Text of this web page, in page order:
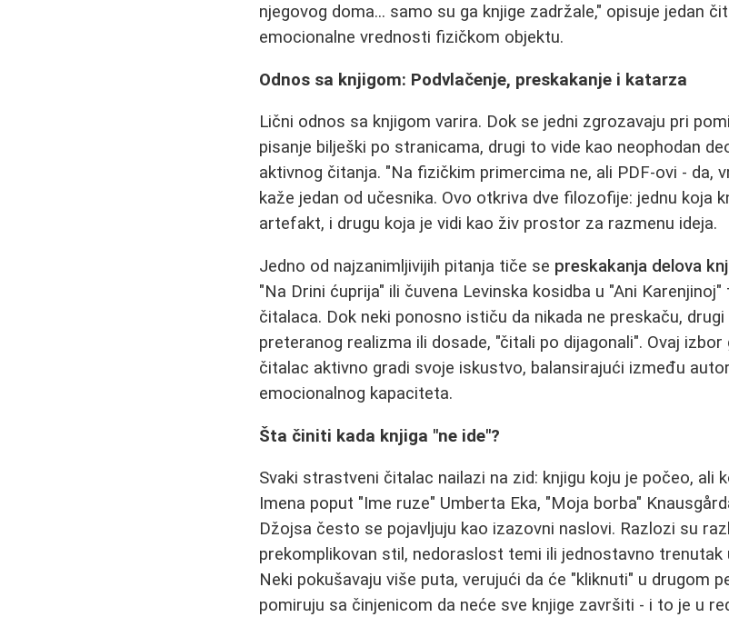
njegovog doma... samo su ga knjige zadržale," opisuje jedan
emocionalne vrednosti fizičkom objektu.
Odnos sa knjigom: Podvlačenje, preskakanje i katarza
Lični odnos sa knjigom varira. Dok se jedni zgrozavaju pri
pisanje bilješki po stranicama, drugi to vide kao neophodan
aktivnog čitanja. "Na fizičkim primercima ne, ali PDF-ovi - da,
kaže jedan od učesnika. Ovo otkriva dve filozofije: jednu koja
artefakt, i drugu koja je vidi kao živ prostor za razmenu ideja.
Jedno od najzanimljivijih pitanja tiče se preskakanja delova
"Na Drini ćuprija" ili čuvena Levinska kosidba u "Ani
čitalaca. Dok neki ponosno ističu da nikada ne preskaču,
preteranog realizma ili dosade, "čitali po dijagonali". Ovaj
čitalac aktivno gradi svoje iskustvo, balansirajući između
emocionalnog kapaciteta.
Šta činiti kada knjiga "ne ide"?
Svaki strastveni čitalac nailazi na zid: knjigu koju je počeo, ali
Imena poput "Ime ruze" Umberta Eka, "Moja borba"
Džojsa često se pojavljuju kao izazovni naslovi. Razlozi su
prekomplikovan stil, nedoraslost temi ili jednostavno trenutak
Neki pokušavaju više puta, verujući da će "kliknuti" u drugom
pomiruju sa činjenicom da neće sve knjige završiti - i to je u